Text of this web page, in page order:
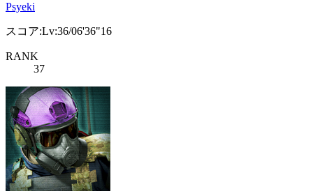
Psyeki
スコア:Lv:36/06'36"16
RANK
37